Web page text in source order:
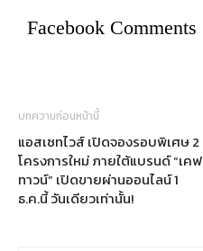
Facebook Comments
บทความก่อนหน้านี้
แอสเซทไวส์ เปิดจองรอบพิเศษ 2
โครงการใหม่ ภายใต้แบรนด์ “เคฟ
ทาวน์” เปิดขายผ่านออนไลน์ 1
ธ.ค.นี้ วันเดียวเท่านั้น!